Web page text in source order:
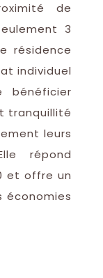
de
3
résidence
individuel
bénéficier
tranquillité
leurs
répond
et offre un
économies